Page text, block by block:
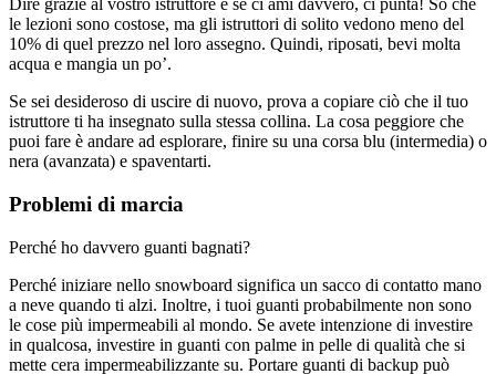
Dire grazie al vostro istruttore e se ci ami davvero, ci punta! So che
le lezioni sono costose, ma gli istruttori di solito vedono meno del
10% di quel prezzo nel loro assegno. Quindi, riposati, bevi molta
acqua e mangia un po’.
Se sei desideroso di uscire di nuovo, prova a copiare ciò che il tuo
istruttore ti ha insegnato sulla stessa collina. La cosa peggiore che
puoi fare è andare ad esplorare, finire su una corsa blu (intermedia) o
nera (avanzata) e spaventarti.
Problemi di marcia
Perché ho davvero guanti bagnati?
Perché iniziare nello snowboard significa un sacco di contatto mano
a neve quando ti alzi. Inoltre, i tuoi guanti probabilmente non sono
le cose più impermeabili al mondo. Se avete intenzione di investire
in qualcosa, investire in guanti con palme in pelle di qualità che si
mette cera impermeabilizzante su. Portare guanti di backup può